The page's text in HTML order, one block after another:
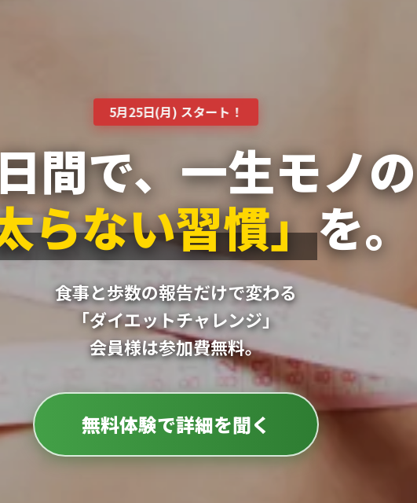
5月25日(月) スタート！
間で、一生モノの
らない習慣」を。
食事と歩数の報告だけで変わる
「ダイエットチャレンジ」
会員様は参加費無料。
無料体験で詳細を聞く